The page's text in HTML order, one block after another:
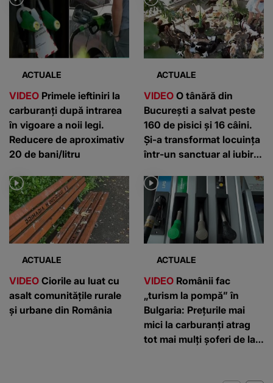
ACTUALE
VIDEO Primele ieftiniri la
carburanți după intrarea
în vigoare a noii legi.
Reducere de aproximativ
20 de bani/litru
ACTUALE
VIDEO O tânără din
București a salvat peste
160 de pisici și 16 câini.
Și-a transformat locuința
într-un sanctuar al iubirii
ACTUALE
VIDEO Ciorile au luat cu
asalt comunitățile rurale
și urbane din România
ACTUALE
VIDEO Românii fac
„turism la pompă” în
Bulgaria: Prețurile mai
mici la carburanți atrag
tot mai mulți șoferi de la